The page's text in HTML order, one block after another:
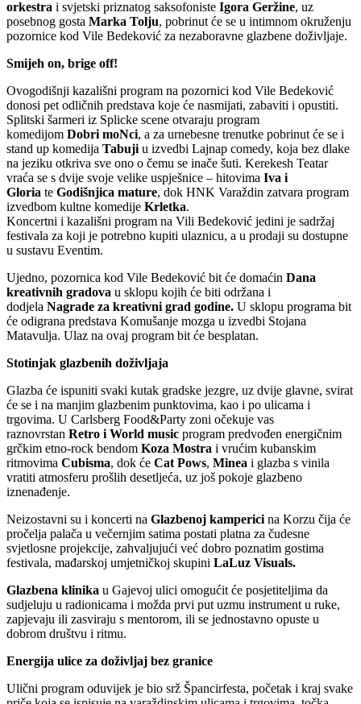
orkestra i svjetski priznatog saksofoniste Igora Geržine, uz
posebnog gosta Marka Tolju, pobrinut će se u intimnom okruženju
pozornice kod Vile Bedeković za nezaboravne glazbene doživljaje.
Smijeh on, brige off!
Ovogodišnji kazališni program na pozornici kod Vile Bedeković
donosi pet odličnih predstava koje će nasmijati, zabaviti i opustiti.
Splitski šarmeri iz Splicke scene otvaraju program
komedijom Dobri moNci, a za urnebesne trenutke pobrinut će se i
stand up komedija Tabujiu izvedbi Lajnap comedy, koja bez dlake
na jeziku otkriva sve ono o čemu se inače šuti. Kerekesh Teatar
vraća se s dvije svoje velike uspješnice – hitovima Iva i
Gloria te Godišnjica mature, dok HNK Varaždin zatvara program
izvedbom kultne komedije Krletka.
Koncertni i kazališni program na Vili Bedeković jedini je sadržaj
festivala za koji je potrebno kupiti ulaznicu, a u prodaji su dostupne
u sustavu Eventim.
Ujedno, pozornica kod Vile Bedeković bit će domaćin Dana
kreativnih gradova u sklopu kojih će biti održana i
dodjela Nagrade za kreativni grad godine. U sklopu programa bit
će odigrana predstava Komušanje mozga u izvedbi Stojana
Matavulja. Ulaz na ovaj program bit će besplatan.
Stotinjak glazbenih doživljaja
Glazba će ispuniti svaki kutak gradske jezgre, uz dvije glavne, svirat
će se i na manjim glazbenim punktovima, kao i po ulicama i
trgovima. U Carlsberg Food&Party zoni očekuje vas
raznovrstan Retro i World music program predvođen energičnim
grčkim etno-rock bendom Koza Mostra i vrućim kubanskim
ritmovima Cubisma, dok će Cat Pows, Minea i glazba s vinila
vratiti atmosferu prošlih desetljeća, uz još pokoje glazbeno
iznenađenje.
Neizostavni su i koncerti na Glazbenoj kampericina Korzu čija će
pročelja palača u večernjim satima postati platna za čudesne
svjetlosne projekcije, zahvaljujući već dobro poznatim gostima
festivala, mađarskoj umjetničkoj skupini LaLuz Visuals.
Glazbena klinika u Gajevoj ulici omogućit će posjetiteljima da
sudjeluju u radionicama i možda prvi put uzmu instrument u ruke,
zapjevaju ili zasviraju s mentorom, ili se jednostavno opuste u
dobrom društvu i ritmu.
Energija ulice za doživljaj bez granice
Ulični program oduvijek je bio srž Špancirfesta, početak i kraj svake